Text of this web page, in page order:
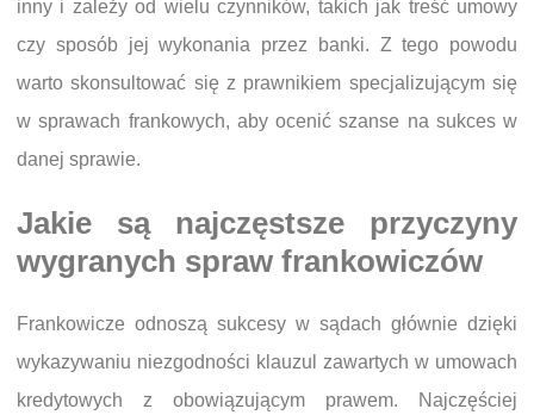
inny i zależy od wielu czynników, takich jak treść umowy
czy sposób jej wykonania przez banki. Z tego powodu
warto skonsultować się z prawnikiem specjalizującym się
w sprawach frankowych, aby ocenić szanse na sukces w
danej sprawie.
Jakie są najczęstsze przyczyny
wygranych spraw frankowiczów
Frankowicze odnoszą sukcesy w sądach głównie dzięki
wykazywaniu niezgodności klauzul zawartych w umowach
kredytowych z obowiązującym prawem. Najczęściej